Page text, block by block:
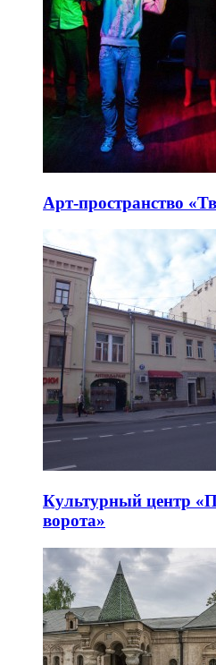
Арт-пространство
Культурный центр
ворота»